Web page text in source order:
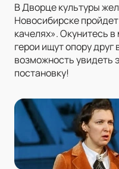
В Дворце культуры
Новосибирске
качелях». Окунитесь
герои ищут опору друг
возможность увидеть
постановку!